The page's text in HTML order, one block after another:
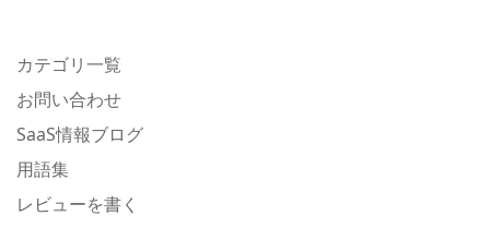
カテゴリ一覧
お問い合わせ
SaaS情報ブログ
用語集
レビューを書く